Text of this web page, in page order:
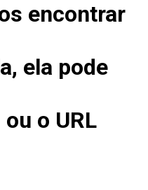
encontrar
ela pode
o URL